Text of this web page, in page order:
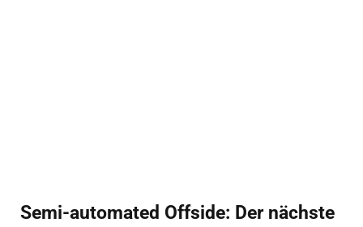
Semi-automated Offside: Der nächste